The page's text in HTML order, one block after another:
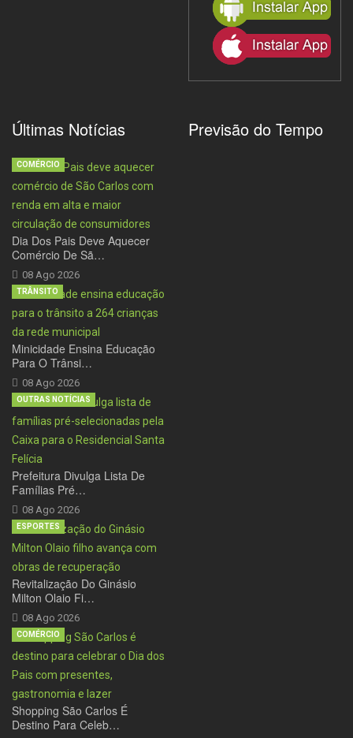
Últimas Notícias
Dia Dos Pais Deve Aquecer
Comércio De Sã…
08 Ago 2026
COMÉRCIO
Minicidade Ensina Educação
Para O Trânsi…
08 Ago 2026
TRÂNSITO
Prefeitura Divulga Lista De
Famílias Pré…
08 Ago 2026
OUTRAS NOTÍCIAS
Revitalização Do Ginásio
Milton Olaio Fi…
08 Ago 2026
ESPORTES
Shopping São Carlos É
Destino Para Celeb…
COMÉRCIO
Previsão do Tempo